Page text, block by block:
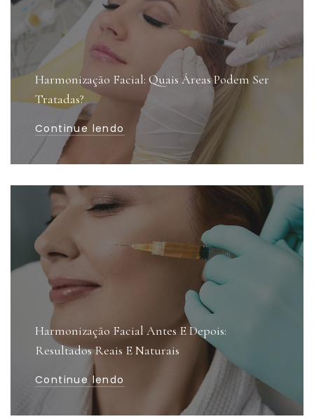
Harmonização Facial: Quais Áreas Podem Ser
Tratadas?
Continue lendo
Harmonização Facial Antes E Depois:
Resultados Reais E Naturais
Continue lendo